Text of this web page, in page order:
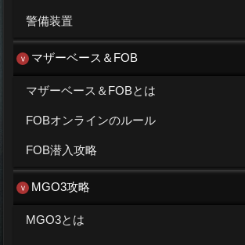
警備装置
マザーベース＆FOB
マザーベース＆FOBとは
FOBオンラインのルール
FOB潜入攻略
MGO3攻略
MGO3とは